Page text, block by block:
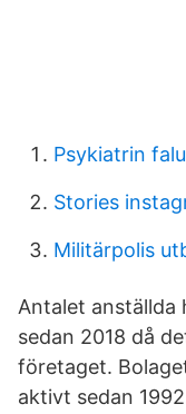
Psykiatrin
Stories
Militärpolis
Antalet anställda
sedan 2018 då
företaget.
aktivt sedan